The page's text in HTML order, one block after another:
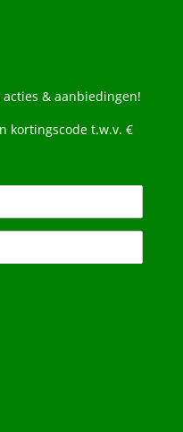
& aanbiedingen!
kortingscode t.w.v. €